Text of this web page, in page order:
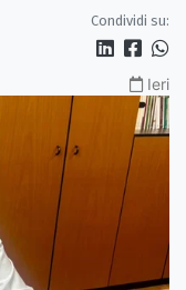
Condividi su:
Ieri